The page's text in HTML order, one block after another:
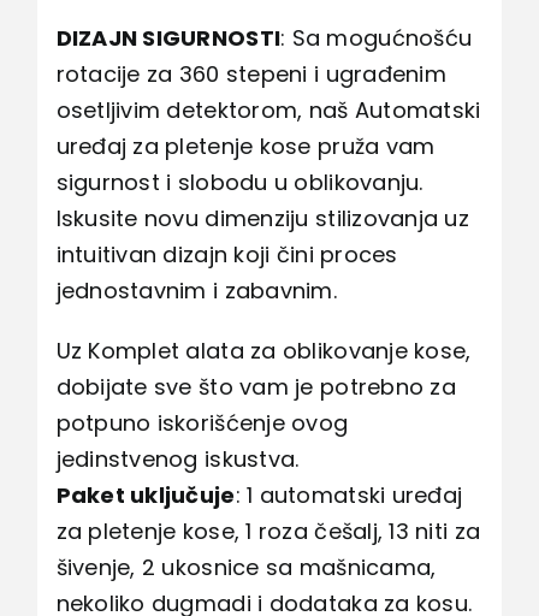
DIZAJN SIGURNOSTI: Sa mogućnošću
rotacije za 360 stepeni i ugrađenim
osetljivim detektorom, naš Automatski
uređaj za pletenje kose pruža vam
sigurnost i slobodu u oblikovanju.
Iskusite novu dimenziju stilizovanja uz
intuitivan dizajn koji čini proces
jednostavnim i zabavnim.
Uz Komplet alata za oblikovanje kose,
dobijate sve što vam je potrebno za
potpuno iskorišćenje ovog
jedinstvenog iskustva.
Paket uključuje: 1 automatski uređaj
za pletenje kose, 1 roza češalj, 13 niti za
šivenje, 2 ukosnice sa mašnicama,
nekoliko dugmadi i dodataka za kosu.